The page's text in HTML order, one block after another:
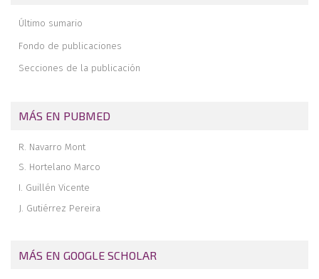
Último sumario
Fondo de publicaciones
Secciones de la publicación
MÁS EN PUBMED
R. Navarro Mont
S. Hortelano Marco
I. Guillén Vicente
J. Gutiérrez Pereira
MÁS EN GOOGLE SCHOLAR